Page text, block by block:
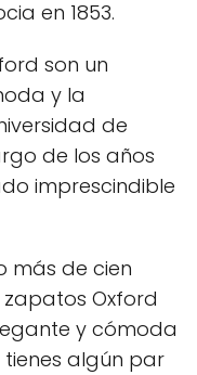
en 1853.
son un
y la
de
de los años
imprescindible
más de cien
Oxford
y cómoda
algún par